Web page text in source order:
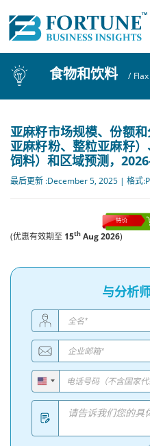
食物和饮料 /
亚麻籽市场规模、份额和
亚麻籽粉、整粒亚麻籽
饲料）和区域预测，
最后更新 :December 5, 2025 | 格式
(优惠有效期至 15th Aug 2026)
与分析